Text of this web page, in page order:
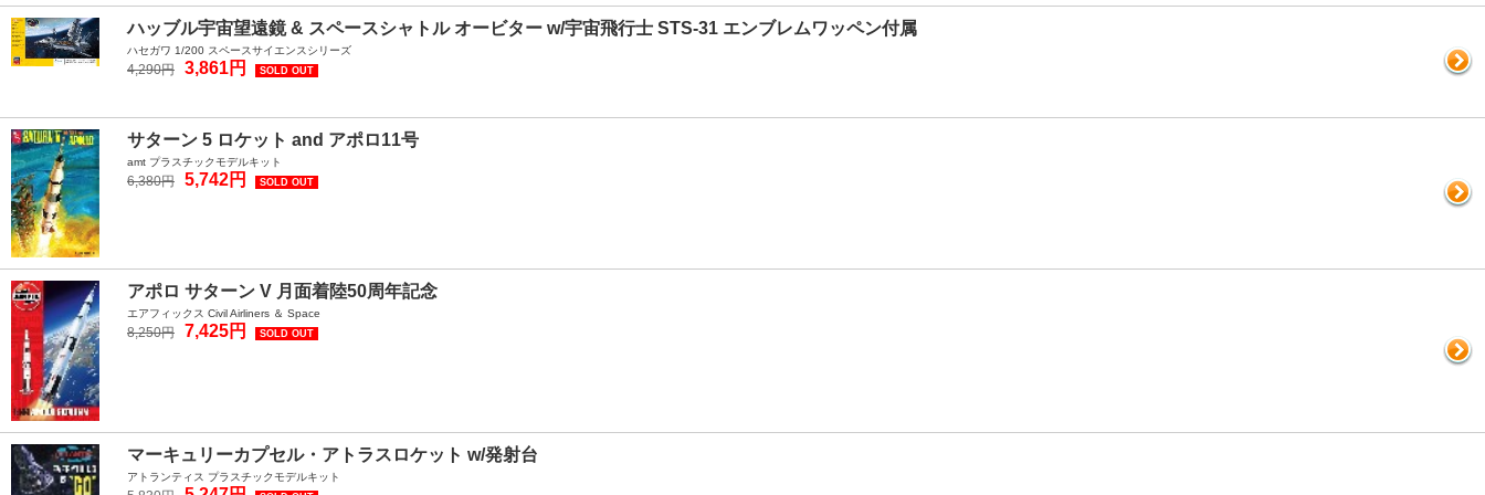
ハッブル宇宙望遠鏡 & スペースシャトル オービター w/宇宙飛行士 STS-31 エンブレムワッペン付属
ハセガワ 1/200 スペースサイエンスシリーズ
4,290円 3,861円 SOLD OUT
サターン 5 ロケット and アポロ11号
amt プラスチックモデルキット
6,380円 5,742円 SOLD OUT
アポロ サターン V 月面着陸50周年記念
エアフィックス Civil Airliners ＆ Space
8,250円 7,425円 SOLD OUT
マーキュリーカプセル・アトラスロケット w/発射台
アトランティス プラスチックモデルキット